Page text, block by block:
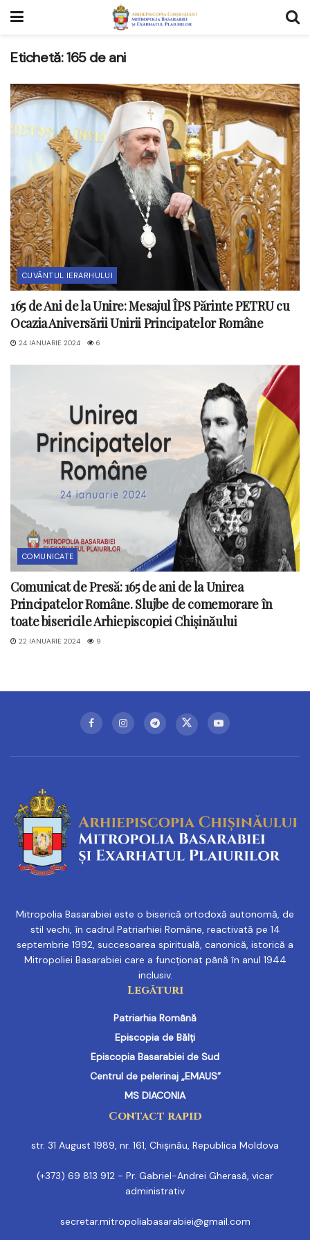
Etichetă:165 de ani
CUVÂNTUL IERARHULUI
165 de Ani de la Unire: Mesajul ÎPS Părinte PETRU cu
Ocazia Aniversării Unirii Principatelor Române
24 IANUARIE 2024 6
COMUNICATE
Comunicat de Presă: 165 de ani de la Unirea
Principatelor Române. Slujbe de comemorare în
toate bisericile Arhiepiscopiei Chișinăului
22 IANUARIE 2024 9
Mitropolia Basarabiei este o biserică ortodoxă autonomă, de
stil vechi, în cadrul Patriarhiei Române, reactivată pe 14
septembrie 1992, succesoarea spirituală, canonică, istorică a
Mitropoliei Basarabiei care a funcționat până în anul 1944
inclusiv.
Legături
Patriarhia Română
Episcopia de Bălți
Episcopia Basarabiei de Sud
Centrul de pelerinaj „EMAUS”
MS DIACONIA
Contact rapid
str. 31 August 1989, nr. 161, Chișinău, Republica Moldova
(+373) 69 813 912 - Pr. Gabriel-Andrei Gherasă, vicar
administrativ
secretar.mitropoliabasarabiei@gmail.com